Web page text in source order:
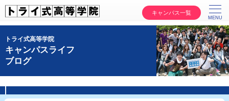
キャンパス一覧
トライ式高等学院
キャンパスライフ
ブログ